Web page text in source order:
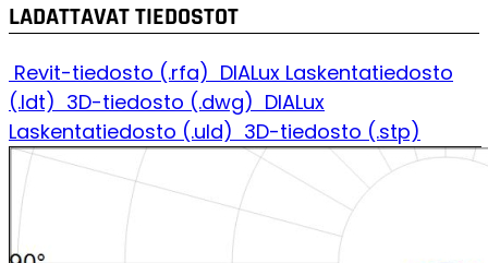
LADATTAVAT TIEDOSTOT
Revit-tiedosto (.rfa)
(.ldt) 3D-tiedosto (.dwg)
Laskentatiedosto (.uld) 3D-tiedosto (.stp)